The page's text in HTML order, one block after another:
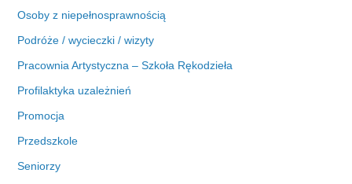
Osoby z niepełnosprawnością
Podróże / wycieczki / wizyty
Pracownia Artystyczna – Szkoła Rękodzieła
Profilaktyka uzależnień
Promocja
Przedszkole
Seniorzy